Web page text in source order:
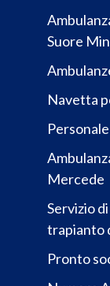
Suore
Navetta
Mercede
Servizio
trapianto
Pronto